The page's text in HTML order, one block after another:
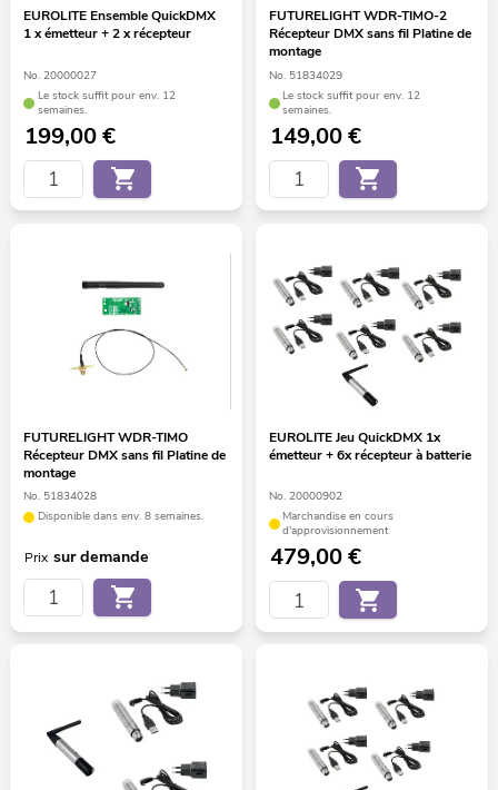
EUROLITE Ensemble QuickDMX
1 x émetteur + 2 x récepteur
No. 20000027
Le stock suffit pour env. 12
semaines.
199,00€
FUTURELIGHT WDR-TIMO-2
Récepteur DMX sans fil Platine de
montage
No. 51834029
Le stock suffit pour env. 12
semaines.
149,00€
FUTURELIGHT WDR-TIMO
Récepteur DMX sans fil Platine de
montage
No. 51834028
Disponible dans env. 8 semaines.
Prix sur demande
EUROLITE Jeu QuickDMX 1x
émetteur + 6x récepteur à batterie
No. 20000902
Marchandise en cours
d'approvisionnement
479,00€